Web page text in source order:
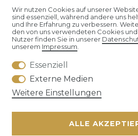
Impressum
AGB
Wir nutzen Cookies auf unserer
sind essenziell, während andere uns
und Ihre Erfahrung zu verbessern.
den von uns verwendeten Cookies
Nutzer finden Sie in unserer
unserem Impressum.
Essenziell
Externe Medien
Weitere Einstellungen
ALLE